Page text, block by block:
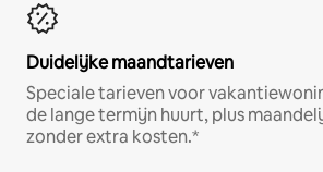
Duidelijke maandtarieven
Speciale tarieven voor
de lange termijn huurt, plus
zonder extra kosten.*